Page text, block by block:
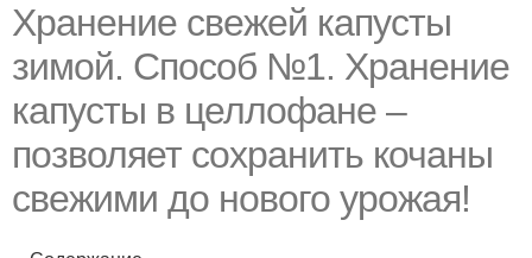
Хранение свежей капусты
зимой. Способ №1. Хранение
капусты в целлофане –
позволяет сохранить кочаны
свежими до нового урожая!